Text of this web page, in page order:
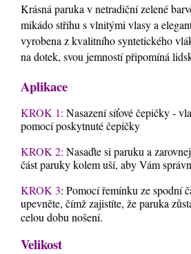
Krásná paruka v netradiční zelené
mikádo střihu s vlnitými vlasy a
vyrobena z kvalitního syntetického
na dotek, svou jemností připomíná
Aplikace
KROK 1: Nasazení síťové čepičky -
pomocí poskytnuté čepičky
KROK 2: Nasaďte si paruku a
část paruky kolem uší, aby Vám
KROK 3: Pomocí řemínku ze spodní
upevněte, čímž zajistíte, že paruka
celou dobu nošení.
Velikost